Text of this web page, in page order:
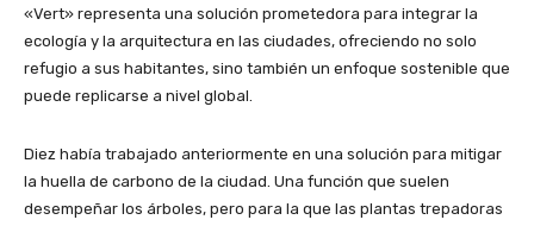
«Vert» representa una solución prometedora para integrar la
ecología y la arquitectura en las ciudades, ofreciendo no solo
refugio a sus habitantes, sino también un enfoque sostenible que
puede replicarse a nivel global.
Diez había trabajado anteriormente en una solución para mitigar
la huella de carbono de la ciudad. Una función que suelen
desempeñar los árboles, pero para la que las plantas trepadoras